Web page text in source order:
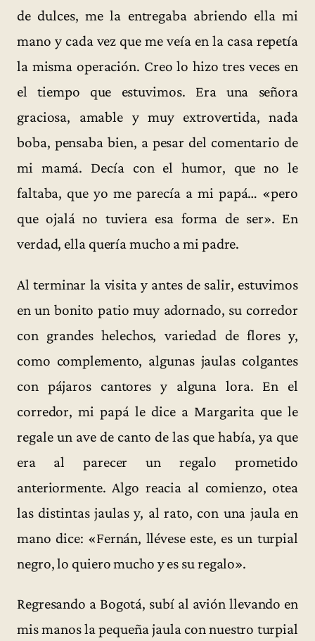
de dulces, me la entregaba abriendo ella mi
mano y cada vez que me veía en la casa repetía
la misma operación. Creo lo hizo tres veces en
el tiempo que estuvimos. Era una señora
graciosa, amable y muy extrovertida, nada
boba, pensaba bien, a pesar del comentario de
mi mamá. Decía con el humor, que no le
faltaba, que yo me parecía a mi papá… «pero
que ojalá no tuviera esa forma de ser». En
verdad, ella quería mucho a mi padre.
Al terminar la visita y antes de salir, estuvimos
en un bonito patio muy adornado, su corredor
con grandes helechos, variedad de flores y,
como complemento, algunas jaulas colgantes
con pájaros cantores y alguna lora. En el
corredor, mi papá le dice a Margarita que le
regale un ave de canto de las que había, ya que
era al parecer un regalo prometido
anteriormente. Algo reacia al comienzo, otea
las distintas jaulas y, al rato, con una jaula en
mano dice: «Fernán, llévese este, es un turpial
negro, lo quiero mucho y es su regalo».
Regresando a Bogotá, subí al avión llevando en
mis manos la pequeña jaula con nuestro turpial